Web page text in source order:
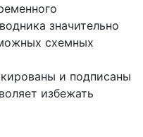
значительно
схемных
и подписаны
избежать